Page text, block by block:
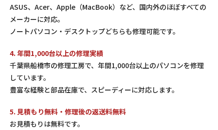
ASUS、Acer、Apple（MacBook）など、国内外のほぼすべての
メーカーに対応。
ノートパソコン・デスクトップどちらも修理可能です。
4. 年間1,000台以上の修理実績
千葉県船橋市の修理工房で、年間1,000台以上のパソコンを修理
しています。
豊富な経験と部品在庫で、スピーディーに対応します。
5. 見積もり無料・修理後の返送料無料
お見積もりは無料です。